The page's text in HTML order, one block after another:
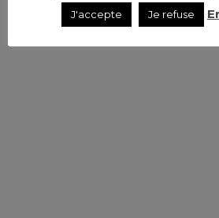
J'accepte Je refuse